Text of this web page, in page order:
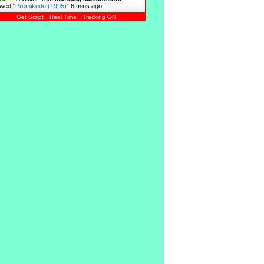
"Premikudu (1995)" 6 mins ago
Get Script Real Time Tracking ON